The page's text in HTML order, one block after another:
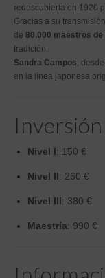
redescubierta en 1920
Gracias a su
de 80.000 maestros de
tradición.
Sandra Campos,
en la línea japonesa
Nivel I: 150 €
Nivel II: 260 €
Nivel III: 380 €
Maestría: 990 €